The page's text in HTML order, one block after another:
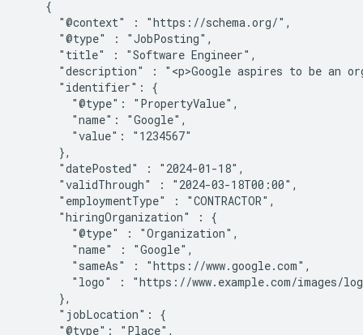
    {
      "@context" : "https://schema.org/",
      "@type" : "JobPosting",
      "title" : "Software Engineer",
"description" : "<p>Google aspires to be an
      "identifier": {
        "@type": "PropertyValue",
        "name": "Google",
        "value": "1234567"
      },
      "datePosted" : "2024-01-18",
      "validThrough" : "2024-03-18T00:00",
      "employmentType" : "CONTRACTOR",
      "hiringOrganization" : {
        "@type" : "Organization",
        "name" : "Google",
        "sameAs" : "https://www.google.com",
"logo" : "https://www.example.com/images/
      },
      "jobLocation": {
      "@type": "Place",